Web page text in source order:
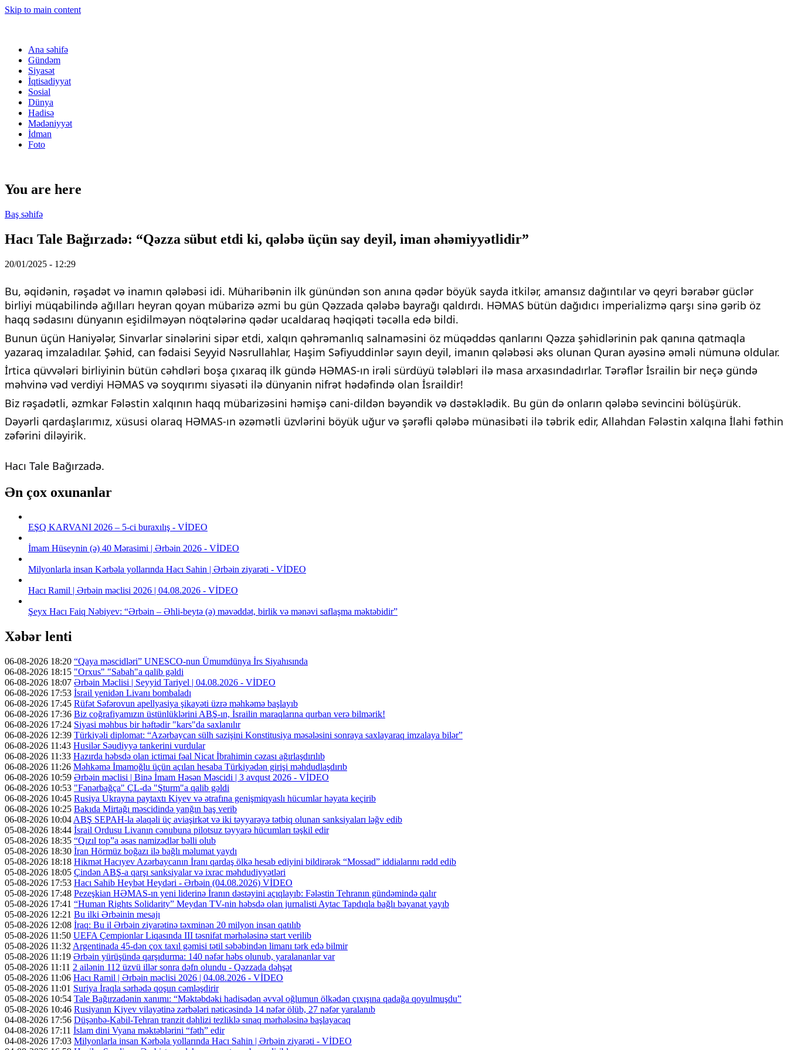
Skip to main content
Ana səhifə
Gündəm
Siyasət
İqtisadiyyat
Sosial
Dünya
Hadisə
Mədəniyyət
İdman
Foto
You are here
Baş səhifə
Hacı Tale Bağırzadə: “Qəzza sübut etdi ki, qələbə üçün say deyil, iman əhəmiyyətlidir”
20/01/2025 - 12:29
Bu, əqidənin, rəşadət və inamın qələbəsi idi. Müharibənin ilk günündən son anına qədər böyük sayda itkilər, amansız dağıntılar və qeyri bərabər güclər
birliyi müqabilində ağılları heyran qoyan mübarizə əzmi bu gün Qəzzada qələbə bayrağı qaldırdı. HƏMAS bütün dağıdıcı imperializmə qarşı sinə gərib öz
haqq sədasını dünyanın eşidilməyən nöqtələrinə qədər ucaldaraq həqiqəti təcəlla edə bildi.
Bunun üçün Haniyələr, Sinvarlar sinələrini sipər etdi, xalqın qəhrəmanlıq salnaməsini öz müqəddəs qanlarını Qəzza şəhidlərinin pak qanına qatmaqla
yazaraq imzaladılar. Şəhid, can fədaisi Seyyid Nəsrullahlar, Haşim Səfiyuddinlər sayın deyil, imanın qələbəsi əks olunan Quran ayəsinə əməli nümunə oldular.
İrtica qüvvələri birliyinin bütün cəhdləri boşa çıxaraq ilk gündə HƏMAS-ın irəli sürdüyü tələbləri ilə masa arxasındadırlar. Tərəflər İsrailin bir neçə gündə
məhvinə vəd verdiyi HƏMAS və soyqırımı siyasəti ilə dünyanin nifrət hədəfində olan İsraildir!
Biz rəşadətli, əzmkar Fələstin xalqının haqq mübarizəsini həmişə cani-dildən bəyəndik və dəstəklədik. Bu gün də onların qələbə sevincini bölüşürük.
Dəyərli qardaşlarımız, xüsusi olaraq HƏMAS-ın əzəmətli üzvlərini böyük uğur və şərəfli qələbə münasibəti ilə təbrik edir, Allahdan Fələstin xalqına İlahi fəthin
zəfərini diləyirik.
Hacı Tale Bağırzadə.
Ən çox oxunanlar
EŞQ KARVANI 2026 – 5-ci buraxılış - VİDEO
İmam Hüseynin (ə) 40 Mərasimi | Ərbəin 2026 - VİDEO
Milyonlarla insan Kərbəla yollarında Hacı Sahin | Ərbəin ziyarəti - VİDEO
Hacı Ramil | Ərbəin məclisi 2026 | 04.08.2026 - VİDEO
Şeyx Hacı Faiq Nəbiyev: “Ərbəin – Əhli-beytə (ə) məvəddət, birlik və mənəvi saflaşma məktəbidir”
Xəbər lenti
06-08-2026 18:20 “Qaya məscidləri” UNESCO-nun Ümumdünya İrs Siyahısında
06-08-2026 18:15 "Orxus" "Sabah"a qalib gəldi
06-08-2026 18:07 Ərbəin Məclisi | Seyyid Tariyel | 04.08.2026 - VİDEO
06-08-2026 17:53 İsrail yenidən Livanı bombaladı
06-08-2026 17:45 Rüfət Səfərovun apellyasiya şikayəti üzrə məhkəmə başlayıb
06-08-2026 17:36 Biz coğrafiyamızın üstünlüklərini ABŞ-ın, İsrailin maraqlarına qurban verə bilmərik!
06-08-2026 17:24 Siyasi məhbus bir həftədir "kars"da saxlanılır
06-08-2026 12:39 Türkiyəli diplomat: “Azərbaycan sülh sazişini Konstitusiya məsələsini sonraya saxlayaraq imzalaya bilər”
06-08-2026 11:43 Husilər Səudiyyə tankerini vurdular
06-08-2026 11:33 Hazırda həbsdə olan ictimai fəal Nicat İbrahimin cəzası ağırlaşdırılıb
06-08-2026 11:26 Məhkəmə İmamoğlu üçün açılan hesaba Türkiyədən girişi məhdudlaşdırıb
06-08-2026 10:59 Ərbəin məclisi | Binə İmam Həsən Məscidi | 3 avqust 2026 - VİDEO
06-08-2026 10:53 "Fənərbağça" ÇL-də "Şturm"a qalib gəldi
06-08-2026 10:45 Rusiya Ukrayna paytaxtı Kiyev və ətrafına genişmiqyaslı hücumlar həyata keçirib
06-08-2026 10:25 Bakıda Mirtağı məscidində yanğın baş verib
06-08-2026 10:04 ABŞ SEPAH-la əlaqəli üç aviaşirkət və iki təyyarəyə tətbiq olunan sanksiyaları ləğv edib
05-08-2026 18:44 İsrail Ordusu Livanın cənubuna pilotsuz təyyarə hücumları təşkil edir
05-08-2026 18:35 “Qızıl top”a əsas namizədlər bəlli olub
05-08-2026 18:30 İran Hörmüz boğazı ilə bağlı məlumat yaydı
05-08-2026 18:18 Hikmət Hacıyev Azərbaycanın İranı qardaş ölkə hesab ediyini bildirərək “Mossad” iddialarını rədd edib
05-08-2026 18:05 Çindən ABŞ-a qarşı sanksiyalar və ixrac məhdudiyyətləri
05-08-2026 17:53 Hacı Sahib Heybət Heydəri - Ərbəin (04.08.2026) VİDEO
05-08-2026 17:48 Pezeşkian HƏMAS-ın yeni liderinə İranın dəstəyini açıqlayıb: Fələstin Tehranın gündəmində qalır
05-08-2026 17:41 “Human Rights Solidarity” Meydan TV-nin həbsdə olan jurnalisti Aytac Tapdıqla bağlı bəyanat yayıb
05-08-2026 12:21 Bu ilki Ərbəinin mesajı
05-08-2026 12:08 İraq: Bu il Ərbəin ziyarətinə təxminən 20 milyon insan qatılıb
05-08-2026 11:50 UEFA Çempionlar Liqasında III təsnifat mərhələsinə start verilib
05-08-2026 11:32 Argentinada 45-dən çox taxıl gəmisi tətil səbəbindən limanı tərk edə bilmir
05-08-2026 11:19 Ərbəin yürüşündə qarşıdurma: 140 nəfər həbs olunub, yaralananlar var
05-08-2026 11:11 2 ailənin 112 üzvü illər sonra dəfn olundu - Qəzzada dəhşət
05-08-2026 11:06 Hacı Ramil | Ərbəin məclisi 2026 | 04.08.2026 - VİDEO
05-08-2026 11:01 Suriya İraqla sərhədə qoşun cəmləşdirir
05-08-2026 10:54 Tale Bağırzadənin xanımı: “Məktəbdəki hadisədən əvvəl oğlumun ölkədən çıxışına qadağa qoyulmuşdu”
05-08-2026 10:46 Rusiyanın Kiyev vilayətinə zərbələri nəticəsində 14 nəfər ölüb, 27 nəfər yaralanıb
04-08-2026 17:56 Düşənbə-Kabil-Tehran tranzit dəhlizi tezliklə sınaq mərhələsinə başlayacaq
04-08-2026 17:11 İslam dini Vyana məktəblərini “fəth” edir
04-08-2026 17:03 Milyonlarla insan Kərbəla yollarında Hacı Sahin | Ərbəin ziyarəti - VİDEO